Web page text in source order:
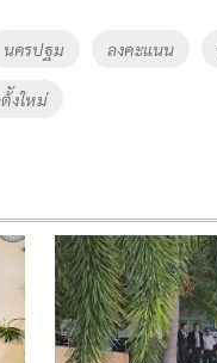
นครปฐม ลงคะแนน
งใหม่